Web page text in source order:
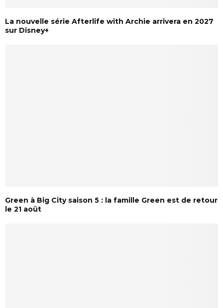
La nouvelle série Afterlife with Archie arrivera en 2027
sur Disney+
Green à Big City saison 5 : la famille Green est de retour
le 21 août